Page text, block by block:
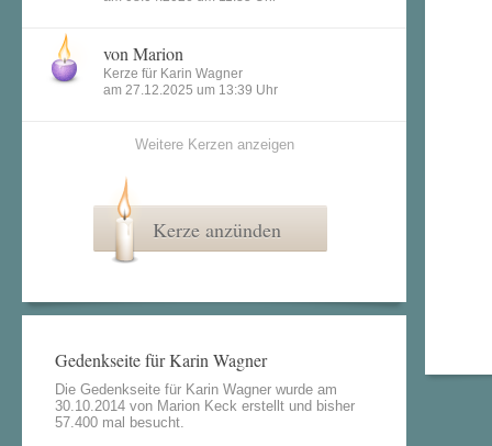
von Marion
Kerze für Karin Wagner
am 27.12.2025 um 13:39 Uhr
Weitere Kerzen anzeigen
Kerze anzünden
Gedenkseite für Karin Wagner
Die Gedenkseite für Karin Wagner wurde am
30.10.2014 von Marion Keck erstellt und bisher
57.400 mal besucht.